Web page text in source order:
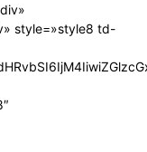
style=»style8 td-